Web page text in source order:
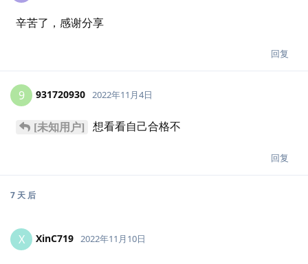
辛苦了，感谢分享
回复
9 931720930 2022年11月4日
[未知用户] 想看看自己合格不
回复
7 天 后
X XinC719 2022年11月10日